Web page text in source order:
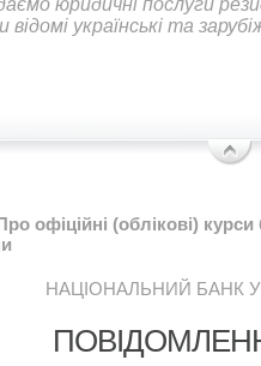
юридичні послуги
українські та
офіційні (облікові) курси
НАЦІОНАЛЬНИЙ БАНК